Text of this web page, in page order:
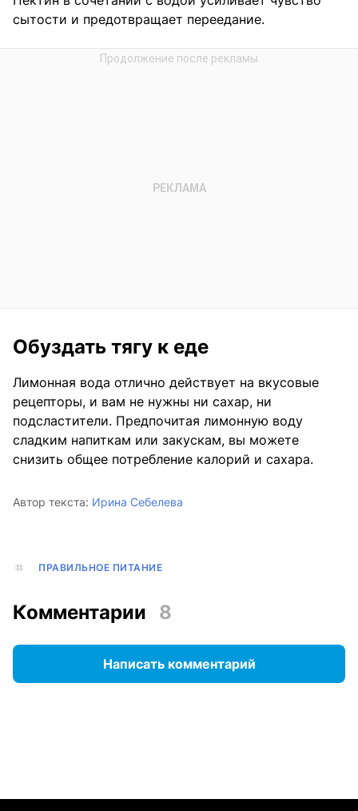
сытости и предотвращает переедание.
Обуздать тягу к еде
Лимонная вода отлично действует на вкусовые
рецепторы, и вам не нужны ни сахар, ни
подсластители. Предпочитая лимонную воду
сладким напиткам или закускам, вы можете
снизить общее потребление калорий и сахара.
Автор текста: Ирина Себелева
ПРАВИЛЬНОЕ ПИТАНИЕ
Комментарии 8
Написать комментарий